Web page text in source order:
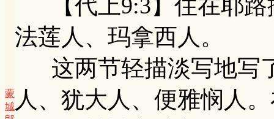
蒙
城
【代上9:3】住在耶路
法莲人、玛拿西人。
这两节轻描淡写地写
人、犹大人、便雅悯人